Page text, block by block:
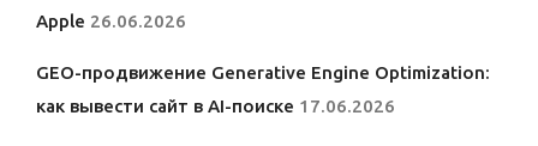
Apple 26.06.2026
GEO-продвижение Generative Engine Optimization:
как вывести сайт в AI-поиске 17.06.2026